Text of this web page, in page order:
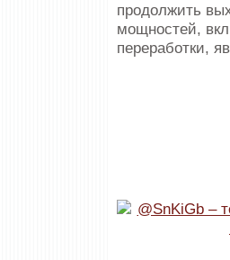
продолжить
мощностей,
переработки,